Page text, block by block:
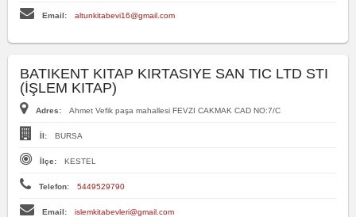
Email: altunkitabevi16@gmail.com
BATIKENT KITAP KIRTASIYE SAN TIC LTD STI
(İŞLEM KITAP)
Adres: Ahmet Vefik paşa mahallesi FEVZI CAKMAK CAD NO:7/C
İl: BURSA
İlçe: KESTEL
Telefon: 5449529790
Email: islemkitabevleri@gmail.com